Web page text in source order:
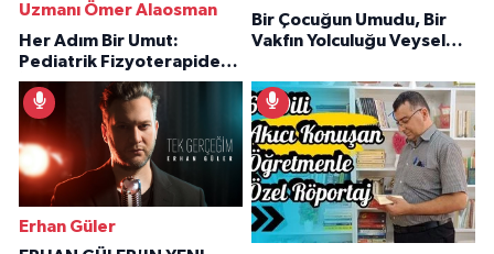
Uzmanı Ömer Alaosman
Her Adım Bir Umut:
Pediatrik Fizyoterapiden
İlham Veren Hikâyeler
Bir Çocuğun Umudu, Bir
Vakfın Yolculuğu Veysel
Erhan Güler